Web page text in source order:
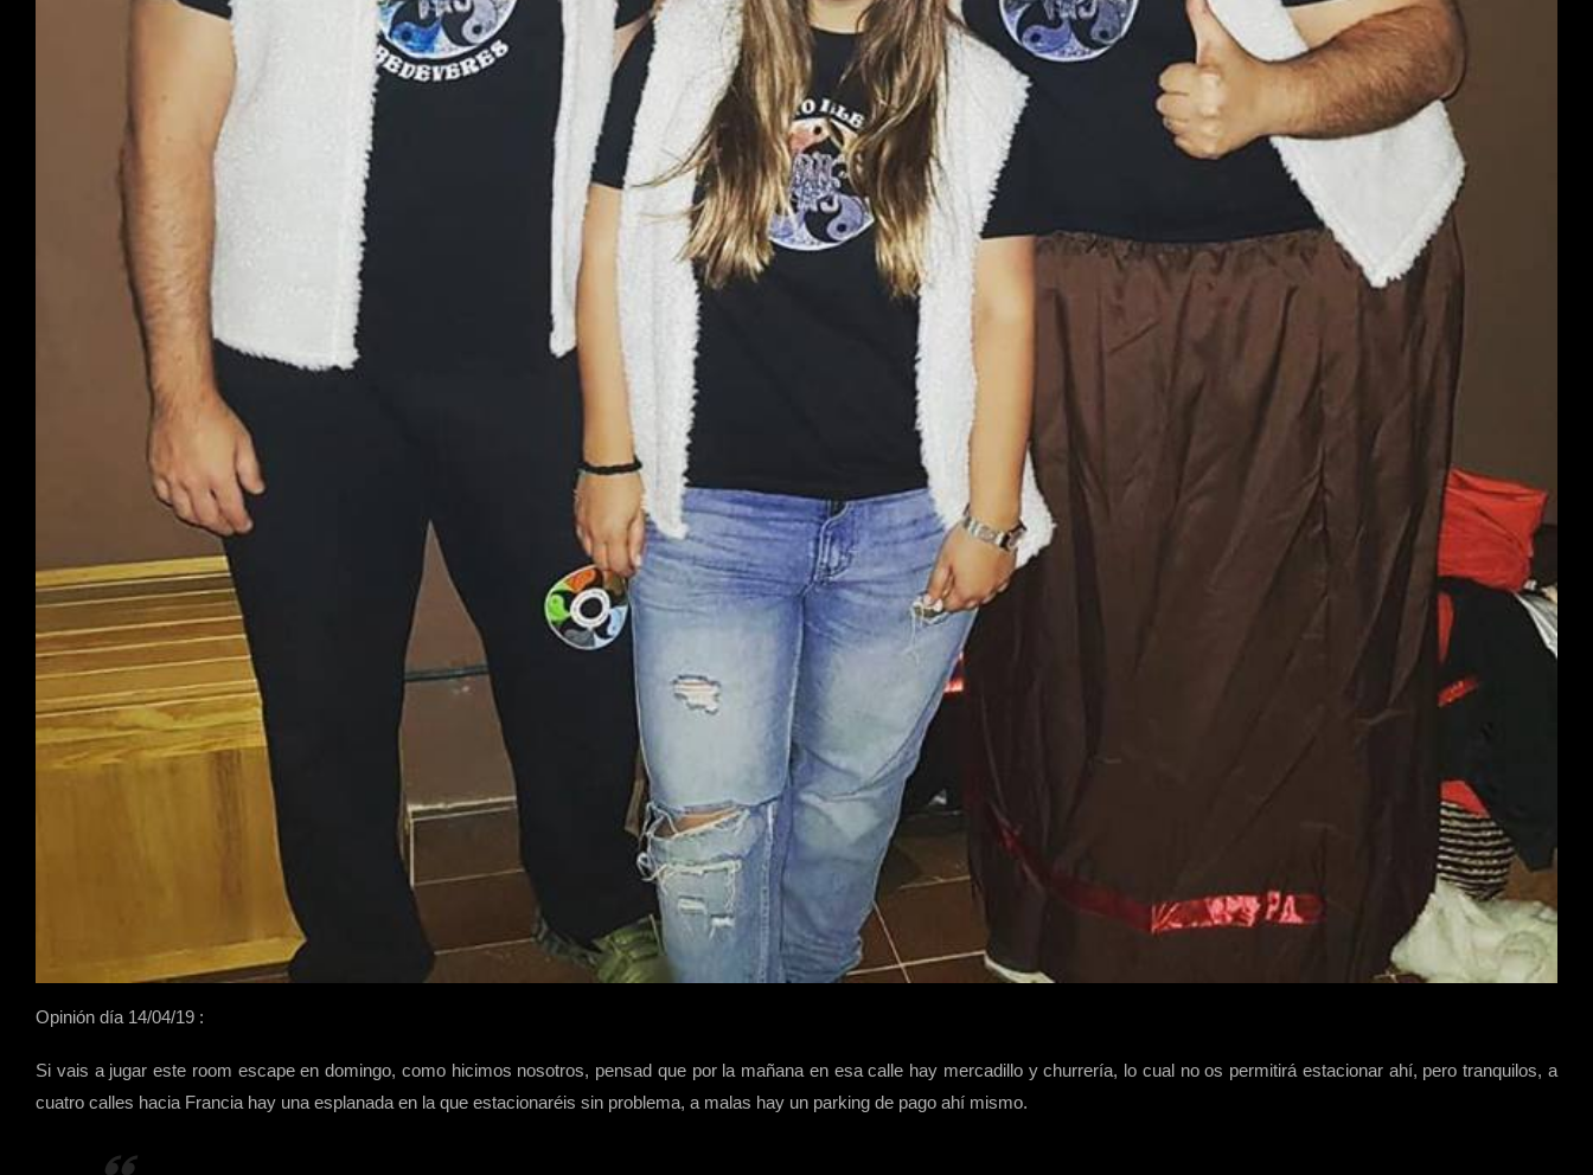
Opinión día 14/04/19 :
Si vais a jugar este room escape en domingo, como hicimos nosotros, pensad que por la mañana en esa calle hay mercadillo y churrería, lo cual no os permitirá estacionar ahí, pero tranquilos, a
cuatro calles hacia Francia hay una esplanada en la que estacionaréis sin problema, a malas hay un parking de pago ahí mismo.